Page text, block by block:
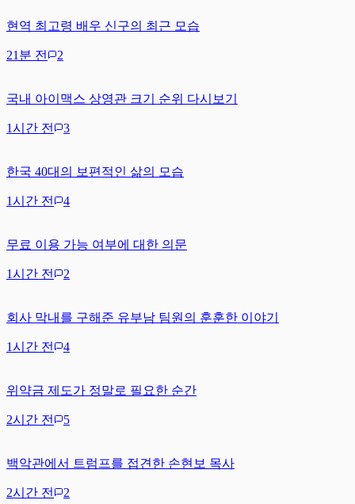
현역 최고령 배우 신구의 최근 모습
21분 전 2
국내 아이맥스 상영관 크기 순위 다시보기
1시간 전 3
한국 40대의 보편적인 삶의 모습
1시간 전 4
무료 이용 가능 여부에 대한 의문
1시간 전 2
회사 막내를 구해준 유부남 팀원의 훈훈한 이야기
1시간 전 4
위약금 제도가 정말로 필요한 순간
2시간 전 5
백악관에서 트럼프를 접견한 손현보 목사
2시간 전 2